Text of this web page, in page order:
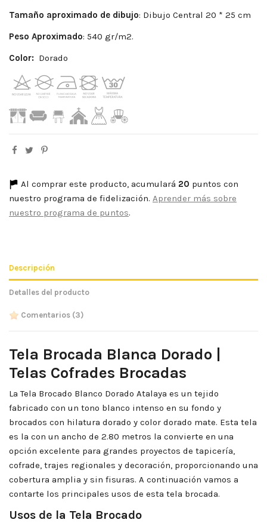
Tamaño aproximado de dibujo: Dibujo Central 20 * 25 cm
Peso Aproximado: 540 gr/m2.
Color: Dorado
Al comprar este producto, acumulará 20 puntos con
nuestro programa de fidelización. Aprender más sobre
nuestro programa de puntos.
Descripción
Detalles del producto
Comentarios (3)
Tela Brocada Blanca Dorado |
Telas Cofrades Brocadas
La Tela Brocado Blanco Dorado Atalaya es un tejido
fabricado con un tono blanco intenso en su fondo y
brocados con hilatura dorado y color dorado mate. Esta tela
es la con un ancho de 2.80 metros la convierte en una
opción excelente para grandes proyectos de tapicería,
cofrade, trajes regionales y decoración, proporcionando una
cobertura amplia y sin fisuras. A continuación vamos a
contarte los principales usos de esta tela brocada.
Usos de la Tela Brocado